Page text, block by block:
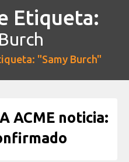
Etiqueta:
"Samy Burch"
ACME noticia: